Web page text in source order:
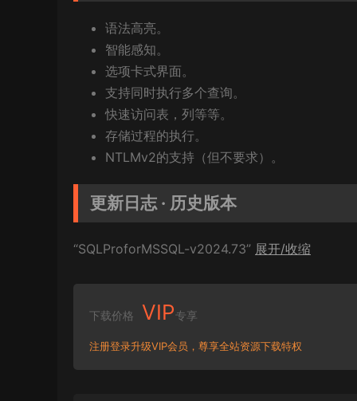
语法高亮。
智能感知。
选项卡式界面。
支持同时执行多个查询。
快速访问表，列等等。
存储过程的执行。
NTLMv2的支持（但不要求）。
更新日志 · 历史版本
“SQLProforMSSQL-v2024.73” 展开/收缩
下载价格 VIP专享
注册登录升级VIP会员，尊享全站资源下载特权